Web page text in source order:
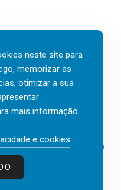
as férias, os fins-de-
casa fica mais
Outlook 2026
em serviços de
artificial (IA), acaba
neste site para
memorizar as
otimizar a sua
mais informação
e cookies.